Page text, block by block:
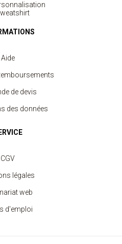
Unisexe
€
Aide
de devis
des données
CGV
légales
web
d'emploi